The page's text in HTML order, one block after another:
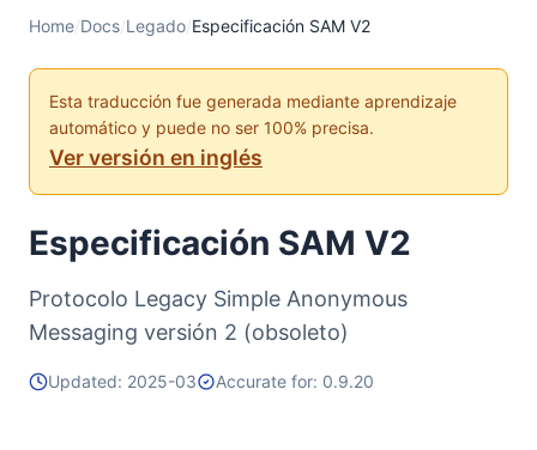
Notas sobre Base 64
Home/Docs/Legado/Especificación SAM V2
Esta traducción fue generada mediante aprendizaje
automático y puede no ser 100% precisa.
Ver versión en inglés
Especificación SAM V2
Protocolo Legacy Simple Anonymous
Messaging versión 2 (obsoleto)
Updated: 2025-03 Accurate for: 0.9.20